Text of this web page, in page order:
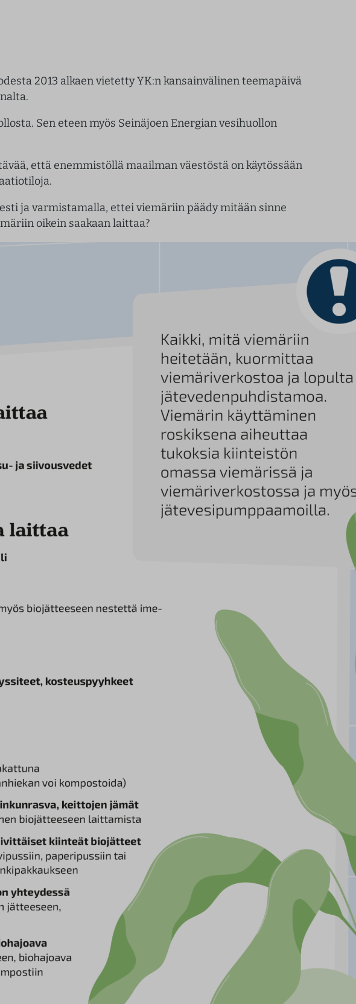
2013 alkaen vietetty YK:n kansainvälinen teemapäivä
Sen eteen myös Seinäjoen Energian vesihuollon
että enemmistöllä maailman väestöstä on käytössään
ja varmistamalla, ettei viemäriin päädy mitään sinne
oikein saakaan laittaa?